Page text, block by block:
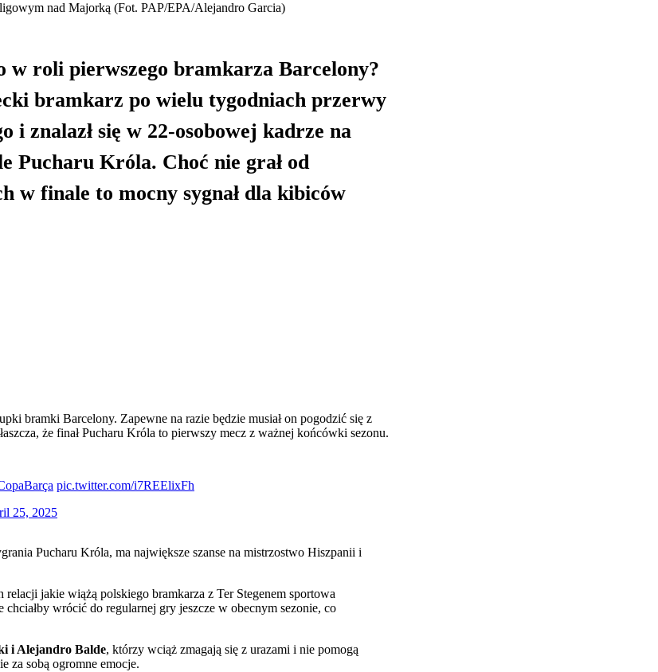
nad Majorką (Fot. PAP/EPA/Alejandro Garcia)
w roli pierwszego bramkarza Barcelony?
bramkarz po wielu tygodniach przerwy
i znalazł się w 22-osobowej kadrze na
Pucharu Króla. Choć nie grał od
w finale to mocny sygnał dla kibiców
bramki Barcelony. Zapewne na razie będzie musiał on pogodzić się z
że finał Pucharu Króla to pierwszy mecz z ważnej końcówki sezonu.
pic.twitter.com/i7REElixFh
25, 2025
Pucharu Króla, ma największe szanse na mistrzostwo Hiszpanii i
jakie wiążą polskiego bramkarza z Ter Stegenem sportowa
wrócić do regularnej gry jeszcze w obecnym sezonie, co
i Alejandro Balde, którzy wciąż zmagają się z urazami i nie pomogą
za sobą ogromne emocje.